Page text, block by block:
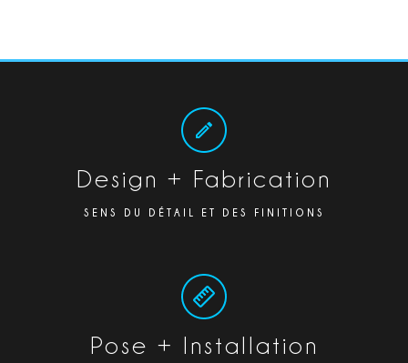
Design + Fabrication
SENS DU DÉTAIL ET DES FINITIONS
Pose + Installation